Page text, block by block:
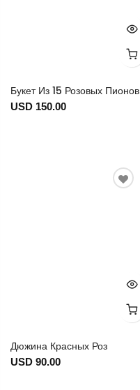
Букет Из 15 Розовых Пионов
USD 150.00
Дюжина Красных Роз
USD 90.00